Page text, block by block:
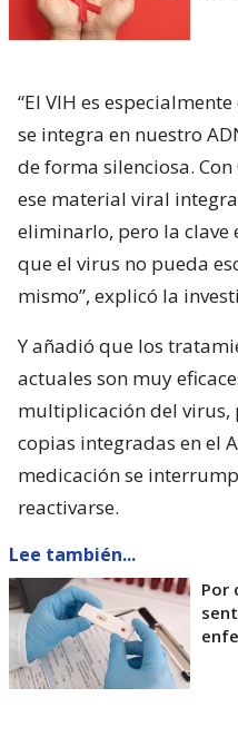
“El VIH es
se integra en nuestro
de forma silenciosa. Con
ese material viral
eliminarlo, pero la clave
que el virus no pueda
mismo”, explicó la
Y añadió que los
actuales son muy
multiplicación del virus,
copias integradas en el
medicación se
reactivarse.
Lee también...
Por